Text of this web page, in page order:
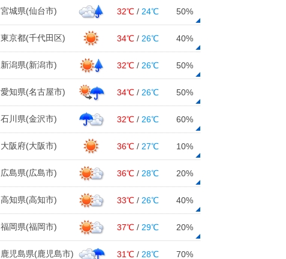
宮城県(仙台市) 32℃ / 24℃ 50%
東京都(千代田区) 34℃ / 26℃ 40%
新潟県(新潟市) 32℃ / 26℃ 50%
愛知県(名古屋市) 34℃ / 26℃ 50%
石川県(金沢市) 32℃ / 26℃ 60%
大阪府(大阪市) 36℃ / 27℃ 10%
広島県(広島市) 36℃ / 28℃ 20%
高知県(高知市) 33℃ / 26℃ 40%
福岡県(福岡市) 37℃ / 29℃ 20%
鹿児島県(鹿児島市) 31℃ / 28℃ 70%